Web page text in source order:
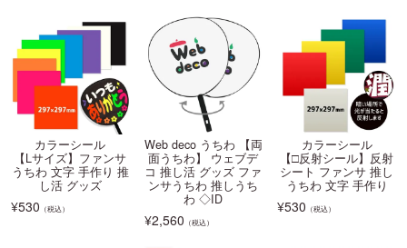
カラーシール
【Lサイズ】ファンサ
うちわ 文字 手作り 推
し活 グッズ
¥530 （税込）
Web deco うちわ 【両
面うちわ】 ウェブデ
コ 推し活 グッズ ファ
ンサうちわ 推しうち
わ ◇ID
¥2,560 （税込）
カラーシール
【□反射シール】反射
シート ファンサ 推し
うちわ 文字 手作り
¥530 （税込）